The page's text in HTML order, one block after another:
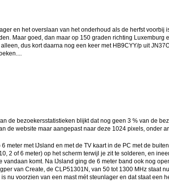
en het overslaan van het onderhoud als de herfst
Maar goed, dan maar op 150 graden richting
dus kort daarna nog een keer met HB9CYY/p uit
de bezoekersstatistieken blijkt dat nog geen 3 % van de
de website maar aangepast naar deze 1024 pixels, onder
meter met IJsland en met de TV kaart in de PC met de
2 of 6 meter) op het scherm terwijl je zit te solderen, en
vandaan komt. Na IJsland ging de 6 meter band ook nog
van Create, de CLP51301N, van 50 tot 1300 MHz staat
nu voorzien van een mast mét steunlager en dat staat